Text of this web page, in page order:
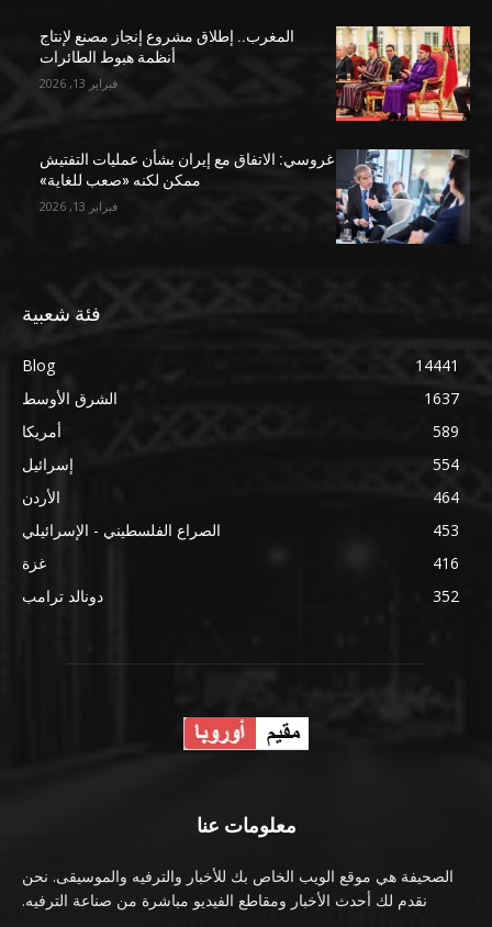
المغرب.. إطلاق مشروع إنجاز مصنع لإنتاج
أنظمة هبوط الطائرات
فبراير 13, 2026
غروسي: الاتفاق مع إيران بشأن عمليات التفتيش
ممكن لكنه «صعب للغاية»
فبراير 13, 2026
فئة شعبية
Blog
14441
الشرق الأوسط
1637
أمريكا
589
إسرائيل
554
الأردن
464
الصراع الفلسطيني - الإسرائيلي
453
غزة
416
دونالد ترامب
352
معلومات عنا
الصحيفة هي موقع الويب الخاص بك للأخبار والترفيه والموسيقى. نحن
نقدم لك أحدث الأخبار ومقاطع الفيديو مباشرة من صناعة الترفيه.